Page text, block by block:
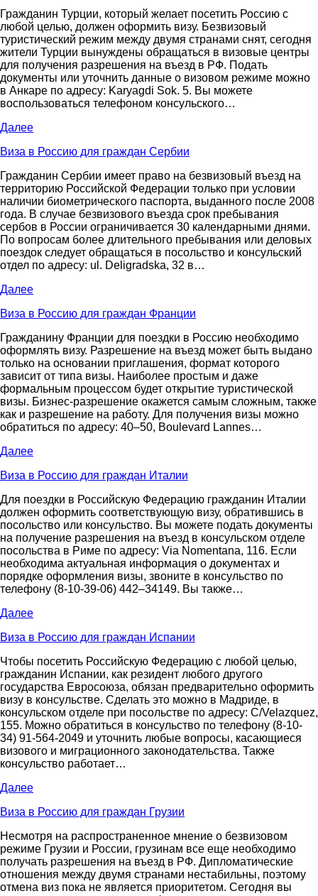
Гражданин Турции, который желает посетить Россию с
любой целью, должен оформить визу. Безвизовый
туристический режим между двумя странами снят, сегодня
жители Турции вынуждены обращаться в визовые центры
для получения разрешения на въезд в РФ. Подать
документы или уточнить данные о визовом режиме можно
в Анкаре по адресу: Karyagdi Sok. 5. Вы можете
воспользоваться телефоном консульского…
Далее
Виза в Россию для граждан Сербии
Гражданин Сербии имеет право на безвизовый въезд на
территорию Российской Федерации только при условии
наличии биометрического паспорта, выданного после 2008
года. В случае безвизового въезда срок пребывания
сербов в России ограничивается 30 календарными днями.
По вопросам более длительного пребывания или деловых
поездок следует обращаться в посольство и консульский
отдел по адресу: ul. Deligradska, 32 в…
Далее
Виза в Россию для граждан Франции
Гражданину Франции для поездки в Россию необходимо
оформлять визу. Разрешение на въезд может быть выдано
только на основании приглашения, формат которого
зависит от типа визы. Наиболее простым и даже
формальным процессом будет открытие туристической
визы. Бизнес-разрешение окажется самым сложным, также
как и разрешение на работу. Для получения визы можно
обратиться по адресу: 40–50, Boulevard Lannes…
Далее
Виза в Россию для граждан Италии
Для поездки в Российскую Федерацию гражданин Италии
должен оформить соответствующую визу, обратившись в
посольство или консульство. Вы можете подать документы
на получение разрешения на въезд в консульском отделе
посольства в Риме по адресу: Via Nomentana, 116. Если
необходима актуальная информация о документах и
порядке оформления визы, звоните в консульство по
телефону (8-10-39-06) 442–34149. Вы также…
Далее
Виза в Россию для граждан Испании
Чтобы посетить Российскую Федерацию с любой целью,
гражданин Испании, как резидент любого другого
государства Евросоюза, обязан предварительно оформить
визу в консульстве. Сделать это можно в Мадриде, в
консульском отделе при посольстве по адресу: C/Velazquez,
155. Можно обратиться в консульство по телефону (8-10-
34) 91-564-2049 и уточнить любые вопросы, касающиеся
визового и миграционного законодательства. Также
консульство работает…
Далее
Виза в Россию для граждан Грузии
Несмотря на распространенное мнение о безвизовом
режиме Грузии и России, грузинам все еще необходимо
получать разрешения на въезд в РФ. Дипломатические
отношения между двумя странами нестабильны, поэтому
отмена виз пока не является приоритетом. Сегодня вы